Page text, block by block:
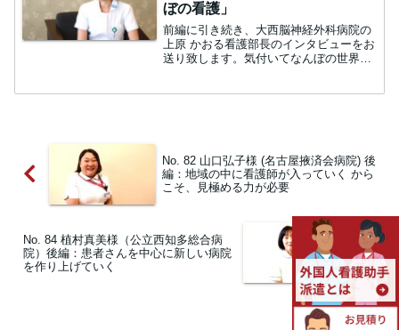
ぼの看護」
前編に引き続き、大西脳神経外科病院の
上原 かおる看護部長のインタビューをお
送り致します。気付いてなんぼの世界看
No. 82 山口弘子様 (名古屋掖済会病院) 後
編：地域の中に看護師が入っていく から
こそ、見極める力が必要
No. 84 植村真美様（公立西知多総合病
院）後編：患者さんを中心に新しい病院
を作り上げていく